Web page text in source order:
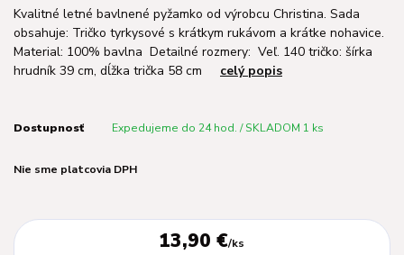
Kvalitné letné bavlnené pyžamko od výrobcu Christina. Sada
obsahuje: Tričko tyrkysové s krátkym rukávom a krátke nohavice.
Material: 100% bavlna Detailné rozmery: Veľ. 140 tričko: šírka
hrudník 39 cm, dĺžka trička 58 cm celý popis
Dostupnosť Expedujeme do 24 hod. / SKLADOM 1 ks
Nie sme platcovia DPH
13,90 €/ks